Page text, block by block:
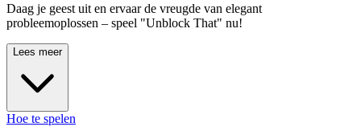
Daag je geest uit en ervaar de vreugde van elegant
probleemoplossen – speel "Unblock That" nu!
Lees meer
Hoe te spelen